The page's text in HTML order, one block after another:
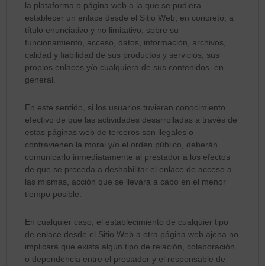
la plataforma o página web a la que se pudiera
establecer un enlace desde el Sitio Web, en concreto, a
título enunciativo y no limitativo, sobre su
funcionamiento, acceso, datos, información, archivos,
calidad y fiabilidad de sus productos y servicios, sus
propios enlaces y/o cualquiera de sus contenidos, en
general.
En este sentido, si los usuarios tuvieran conocimiento
efectivo de que las actividades desarrolladas a través de
estas páginas web de terceros son ilegales o
contravienen la moral y/o el orden público, deberán
comunicarlo inmediatamente al prestador a los efectos
de que se proceda a deshabilitar el enlace de acceso a
las mismas, acción que se llevará a cabo en el menor
tiempo posible.
En cualquier caso, el establecimiento de cualquier tipo
de enlace desde el Sitio Web a otra página web ajena no
implicará que exista algún tipo de relación, colaboración
o dependencia entre el prestador y el responsable de